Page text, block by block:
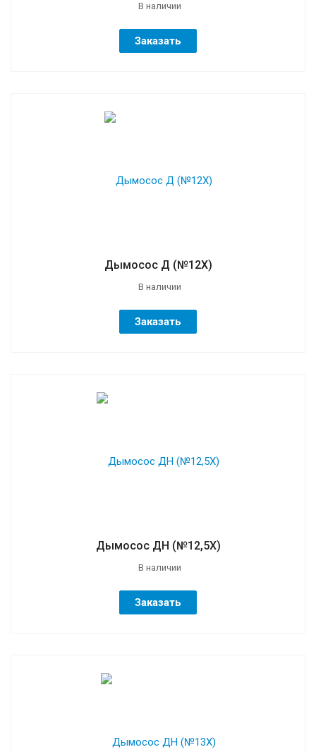
В наличии
Заказать
Дымосос Д (№12Х)
В наличии
Заказать
Дымосос ДН (№12,5Х)
В наличии
Заказать